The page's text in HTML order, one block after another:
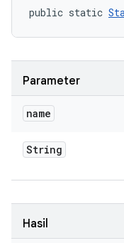
public static
Parameter
name
String
Hasil